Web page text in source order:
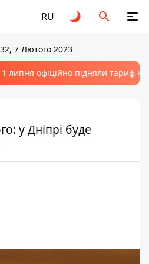
RU
7 Лютого 2023
1 липня офіційно підняли тариф
у Дніпрі буде